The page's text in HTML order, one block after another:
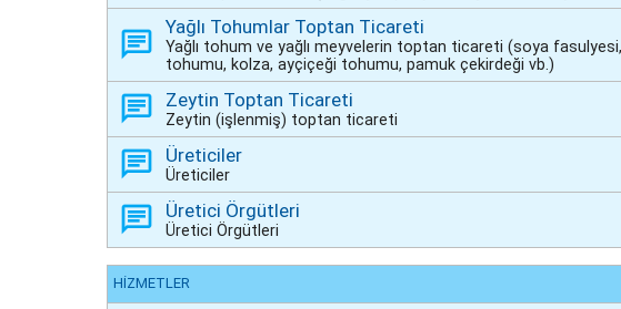
Yağlı Tohumlar Toptan Ticareti
Yağlı tohum ve yağlı meyvelerin toptan ticareti (soya
tohumu, kolza, ayçiçeği tohumu, pamuk çekirdeği vb.)
Zeytin Toptan Ticareti
Zeytin (işlenmiş) toptan ticareti
Üreticiler
Üreticiler
Üretici Örgütleri
Üretici Örgütleri
HİZMETLER